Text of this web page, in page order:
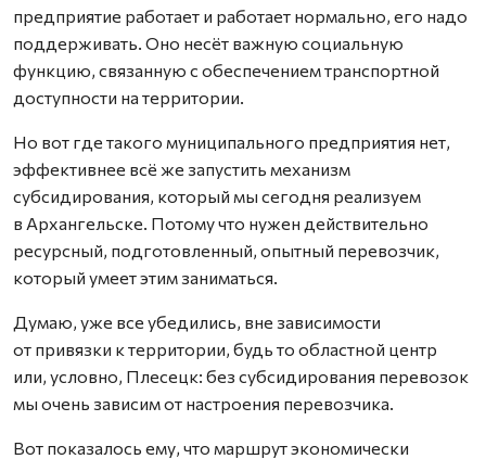
предприятие работает и работает нормально, его надо
поддерживать. Оно несёт важную социальную
функцию, связанную с обеспечением транспортной
доступности на территории.
Но вот где такого муниципального предприятия нет,
эффективнее всё же запустить механизм
субсидирования, который мы сегодня реализуем
в Архангельске. Потому что нужен действительно
ресурсный, подготовленный, опытный перевозчик,
который умеет этим заниматься.
Думаю, уже все убедились, вне зависимости
от привязки к территории, будь то областной центр
или, условно, Плесецк: без субсидирования перевозок
мы очень зависим от настроения перевозчика.
Вот показалось ему, что маршрут экономически